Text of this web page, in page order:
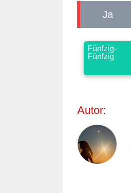
Ja
Fünfzig-
Fünfzig
Autor: